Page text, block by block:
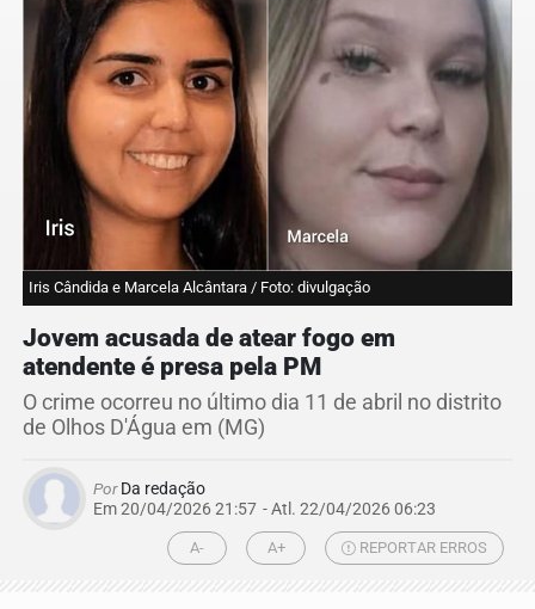
Iris Cândida e Marcela Alcântara / Foto: divulgação
Jovem acusada de atear fogo em
atendente é presa pela PM
O crime ocorreu no último dia 11 de abril no distrito
de Olhos D'Água em (MG)
PorDa redação
Em 20/04/2026 21:57 - Atl. 22/04/2026 06:23
A- A+ REPORTAR ERROS